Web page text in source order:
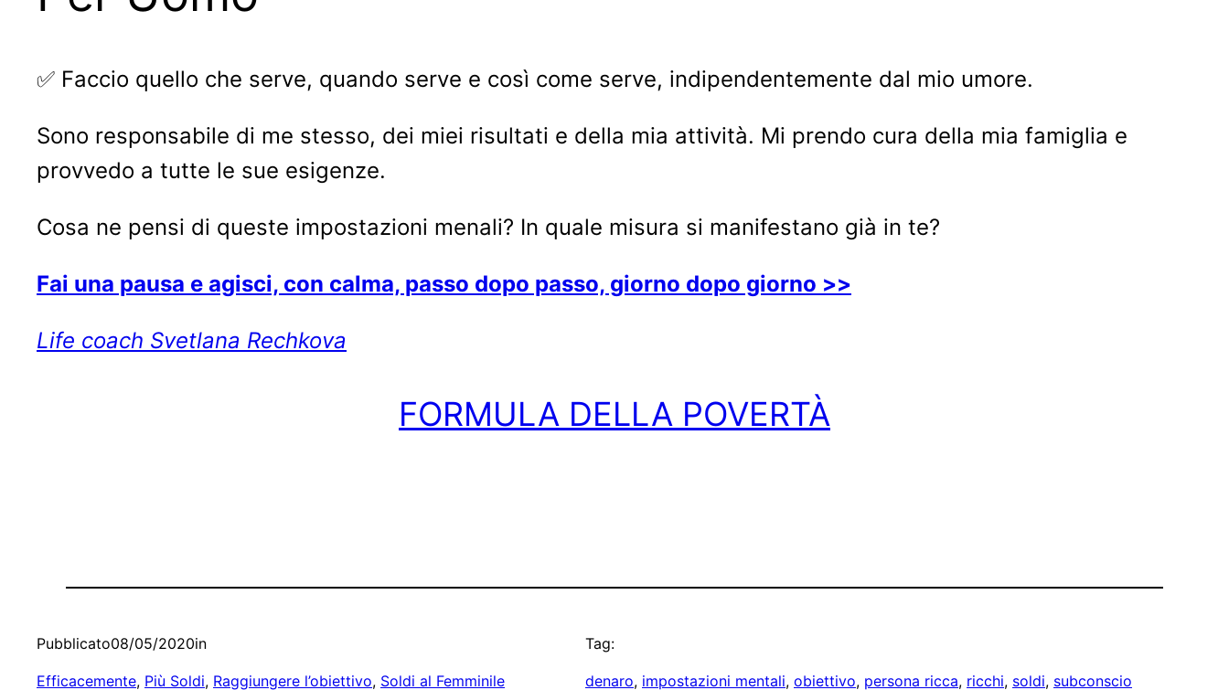
✅ Faccio quello che serve, quando serve e così come serve, indipendentemente dal mio umore.
Sono responsabile di me stesso, dei miei risultati e della mia attività. Mi prendo cura della mia famiglia e
provvedo a tutte le sue esigenze.
Cosa ne pensi di queste impostazioni menali? In quale misura si manifestano già in te?
Fai una pausa e agisci, con calma, passo dopo passo, giorno dopo giorno >>
Life coach Svetlana Rechkova
FORMULA DELLA POVERTÀ
Pubblicato08/05/2020in
Efficacemente, Più Soldi, Raggiungere l’obiettivo, Soldi al Femminile
Tag:
denaro, impostazioni mentali, obiettivo, persona ricca, ricchi, soldi, subconscio